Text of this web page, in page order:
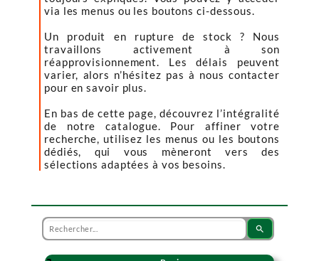
via les menus ou les boutons ci-dessous.
Un produit en rupture de stock ? Nous
travaillons activement à son
réapprovisionnement. Les délais peuvent
varier, alors n’hésitez pas à nous contacter
pour en savoir plus.
En bas de cette page, découvrez l’intégralité
de notre catalogue. Pour affiner votre
recherche, utilisez les menus ou les boutons
dédiés, qui vous mèneront vers des
sélections adaptées à vos besoins.
search